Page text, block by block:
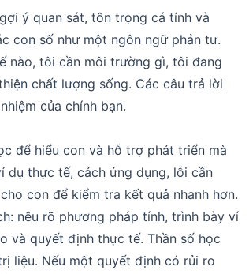
ý quan sát, tôn trọng cá tính và
con số như một ngôn ngữ phản tư.
nào, tôi cần môi trường gì, tôi đang
chất lượng sống. Các câu trả lời
của chính bạn.
để hiểu con và hỗ trợ phát triển mà
dụ thực tế, cách ứng dụng, lỗi cần
con để kiểm tra kết quả nhanh hơn.
nêu rõ phương pháp tính, trình bày ví
và quyết định thực tế. Thần số học
liệu. Nếu một quyết định có rủi ro